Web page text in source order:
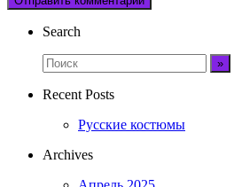
Search
Recent Posts
Русские костюмы
Archives